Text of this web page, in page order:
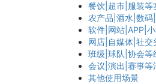
餐饮|超市|服装等
农产品|酒水|数码
软件|网站|APP|
网店|自媒体|社交
班级|球队|协会等
会议|演出|赛事等
其他使用场景